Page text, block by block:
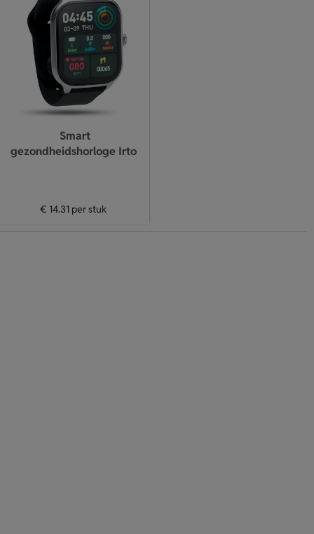
Smart
gezondheidshorloge Irto
€ 14.31 per stuk